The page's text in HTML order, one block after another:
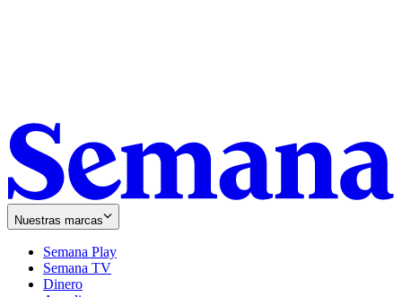
Nuestras marcas
Semana Play
Semana TV
Dinero